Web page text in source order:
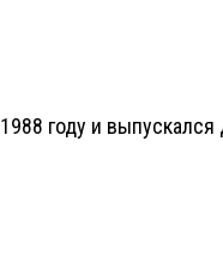
году и выпускался